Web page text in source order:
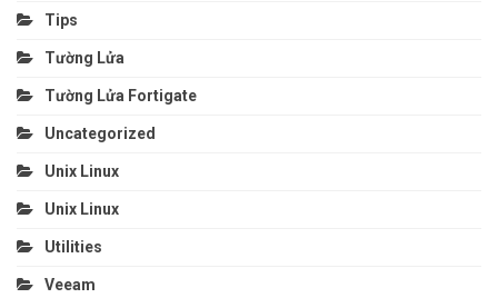
Tips
Tường Lửa
Tường Lửa Fortigate
Uncategorized
Unix Linux
Unix Linux
Utilities
Veeam